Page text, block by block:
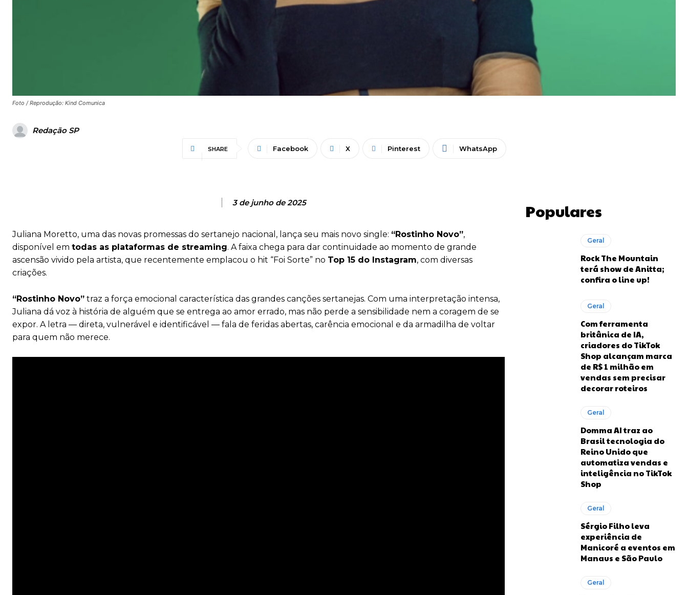
Foto / Reprodução: Kind Comunica
Redação SP
SHARE Facebook X Pinterest WhatsApp
3 de junho de 2025
Juliana Moretto, uma das novas promessas do sertanejo nacional, lança seu mais novo single: “Rostinho Novo”,
disponível em todas as plataformas de streaming. A faixa chega para dar continuidade ao momento de grande
ascensão vivido pela artista, que recentemente emplacou o hit “Foi Sorte” no Top 15 do Instagram, com diversas
criações.
“Rostinho Novo” traz a força emocional característica das grandes canções sertanejas. Com uma interpretação intensa,
Juliana dá voz à história de alguém que se entrega ao amor errado, mas não perde a sensibilidade nem a coragem de se
expor. A letra — direta, vulnerável e identificável — fala de feridas abertas, carência emocional e da armadilha de voltar
para quem não merece.
Populares
Geral
Rock The Mountain
terá show de Anitta;
confira o line up!
Geral
Com ferramenta
britânica de IA,
criadores do TikTok
Shop alcançam marca
de R$ 1 milhão em
vendas sem precisar
decorar roteiros
Geral
Domma AI traz ao
Brasil tecnologia do
Reino Unido que
automatiza vendas e
inteligência no TikTok
Shop
Geral
Sérgio Filho leva
experiência de
Manicoré a eventos em
Manaus e São Paulo
Geral